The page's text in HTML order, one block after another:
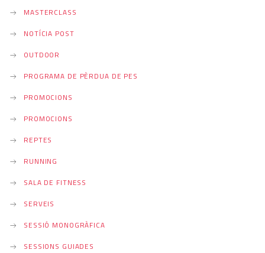
MASTERCLASS
NOTÍCIA POST
OUTDOOR
PROGRAMA DE PÈRDUA DE PES
PROMOCIONS
PROMOCIONS
REPTES
RUNNING
SALA DE FITNESS
SERVEIS
SESSIÓ MONOGRÀFICA
SESSIONS GUIADES